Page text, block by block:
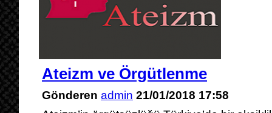
Ateizm ve Örgütlenme
Gönderen admin 21/01/2018 17:58